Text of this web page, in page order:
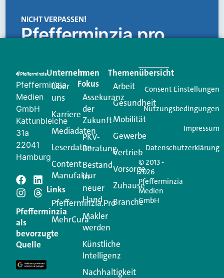
NICHT VERPASSEN!
Pfefferminzia.pro
Creator für Ihre Kundenkommunikation. Alles, was
Ihren Vertriebsalltag leichter macht. Mit nur einem
Login.
Jetzt anmelden
Schreiben Sie einen
Kommentar
Ihre E-Mail-Adresse wird nicht veröffentlicht.
Erforderliche Felder sind mit
Kommentar
Pfefferminzia
Medien
GmbH
Kattunbleiche
31a
22041
Hamburg
Pfefferminzia
als
bevorzugte
Quelle
Unternehmen
Über
uns
Karriere
Mediadaten
Leserdaten
Content
Manufaktur
Links
Pfefferminzia.Pro
MehrCura
Im
Fokus
Assekuranz
der
Zukunft
PKV-
Beratung
Bestand
in
neuer
Hand
Makler
werden
Künstliche
Intelligenz
Nachhaltigkeit
Themenübersicht
Arbeit
Gesundheit
Mobilität
Gewerbe
Vertrieb
Vorsorge
Zuhause
Branche
© 2013 -
2026
Pfefferminzia
Medien
GmbH
Consent Einstellungen
Nutzungsbedingungen
Impressum
Datenschutzerklärung